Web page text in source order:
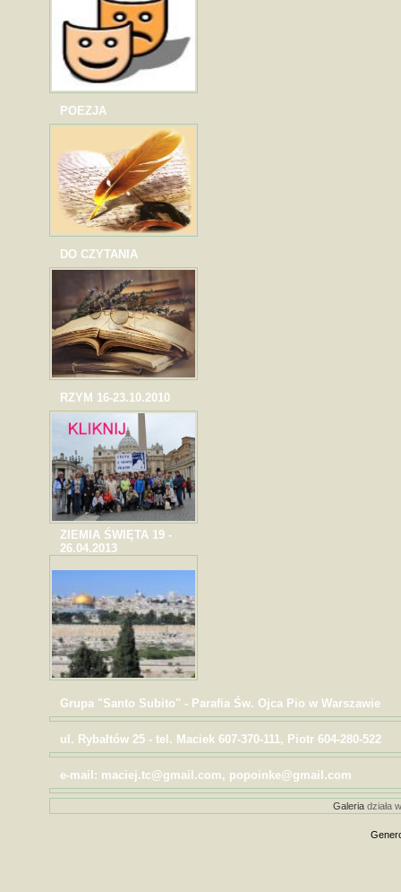
POEZJA
DO CZYTANIA
RZYM 16-23.10.2010
ZIEMIA ŚWIĘTA 19 -
26.04.2013
Grupa "Santo Subito" - Parafia Św. Ojca Pio w Warszawie
ul. Rybałtów 25 - tel. Maciek 607-370-111, Piotr 604-280-522
e-mail: maciej.tc@gmail.com, popoinke@gmail.com
Galeriadziała